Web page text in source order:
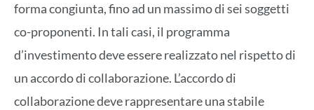
forma congiunta, fino ad un massimo di sei soggetti
co-proponenti. In tali casi, il programma
d’investimento deve essere realizzato nel rispetto di
un accordo di collaborazione. L’accordo di
collaborazione deve rappresentare una stabile